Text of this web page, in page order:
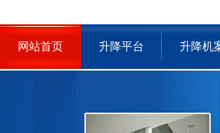
网站首页 升降平台 升降机